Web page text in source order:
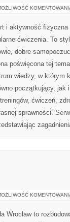
i aktywność
ćwiczenia. To
dobre
poświęcona tej
wiedzy, w którym
początkujący, jak
ćwiczeń,
sprawności.
Wrocław to